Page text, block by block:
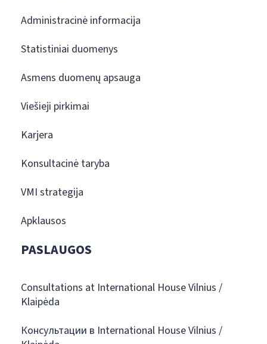
Administracinė informacija
Statistiniai duomenys
Asmens duomenų apsauga
Viešieji pirkimai
Karjera
Konsultacinė taryba
VMI strategija
Apklausos
PASLAUGOS
Consultations at International House Vilnius /
Klaipėda
Консультации в International House Vilnius /